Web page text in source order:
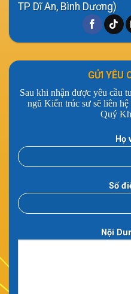
TP Dĩ An, Bình Dương)
GỬI YÊU
Sau khi nhận được yêu cầu
ngũ Kiến trúc sư sẽ liên
Quý
Họ
Số
Nội